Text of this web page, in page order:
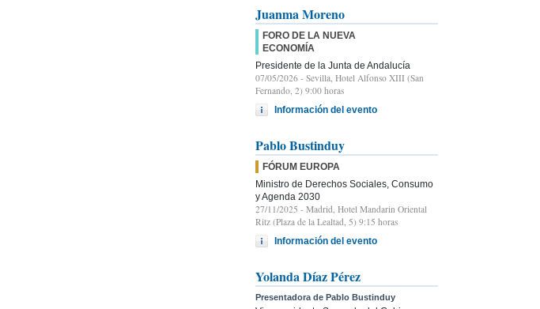
Juanma Moreno
FORO DE LA NUEVA
ECONOMÍA
Presidente de la Junta de Andalucía
07/05/2026 - Sevilla, Hotel Alfonso XIII (San
Fernando, 2) 9:00 horas
Información del evento
Pablo Bustinduy
FÓRUM EUROPA
Ministro de Derechos Sociales, Consumo
y Agenda 2030
27/11/2025 - Madrid, Hotel Mandarin Oriental
Ritz (Plaza de la Lealtad, 5) 9:15 horas
Información del evento
Yolanda Díaz Pérez
Presentadora de Pablo Bustinduy